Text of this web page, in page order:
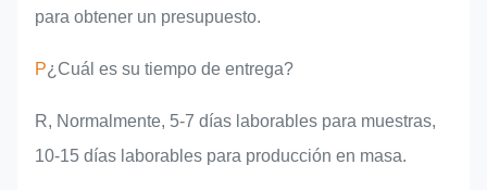
para obtener un presupuesto.
P¿Cuál es su tiempo de entrega?
R, Normalmente, 5-7 días laborables para muestras,
10-15 días laborables para producción en masa.